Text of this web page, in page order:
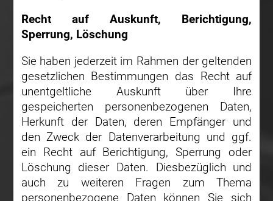
Recht auf Auskunft, Berichtigung,
Sperrung, Löschung
Sie haben jederzeit im Rahmen der geltenden
gesetzlichen Bestimmungen das Recht auf
unentgeltliche Auskunft über Ihre
gespeicherten personenbezogenen Daten,
Herkunft der Daten, deren Empfänger und
den Zweck der Datenverarbeitung und ggf.
ein Recht auf Berichtigung, Sperrung oder
Löschung dieser Daten. Diesbezüglich und
auch zu weiteren Fragen zum Thema
personenbezogene Daten können Sie sich